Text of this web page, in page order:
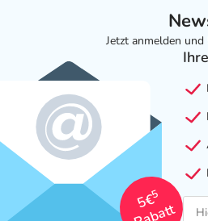
Jetzt anmelden
5€
5